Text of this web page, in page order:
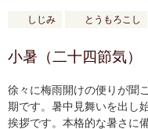
しじみ とうもろこし
小暑（二十四節気）
徐々に梅雨開けの便りが聞
期です。暑中見舞いを出し
挨拶です。本格的な暑さに